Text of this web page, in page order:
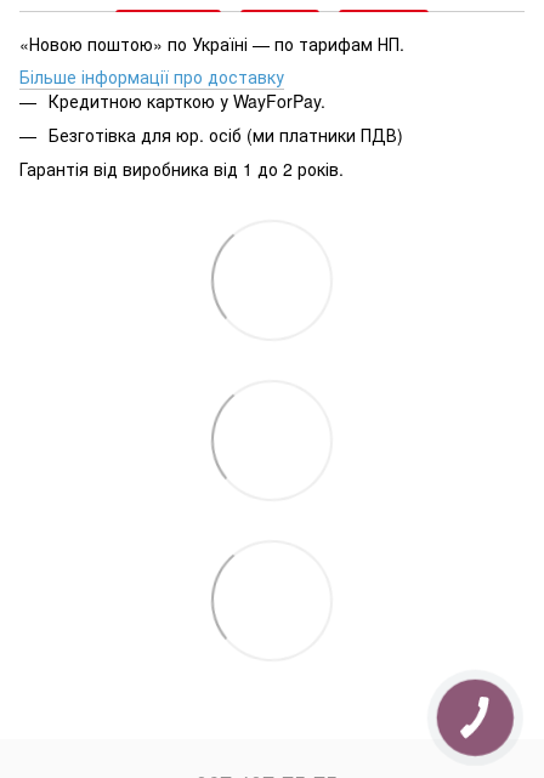
«Новою поштою» по Україні — по тарифам НП.
Більше інформації про доставку
Кредитною карткою у WayForPay.
Безготівка для юр. осіб (ми платники ПДВ)
Гарантія від виробника від 1 до 2 років.